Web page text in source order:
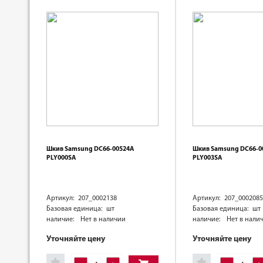
Шкив Samsung DC66-00524A
PLY000SA
Артикул: 207_0002138
Базовая единица: шт
наличие:
Нет в наличии
Уточняйте цену
Шкив Samsung DC66-
PLY003SA
Артикул: 207_0002085
Базовая единица: шт
наличие:
Нет в
Уточняйте цену